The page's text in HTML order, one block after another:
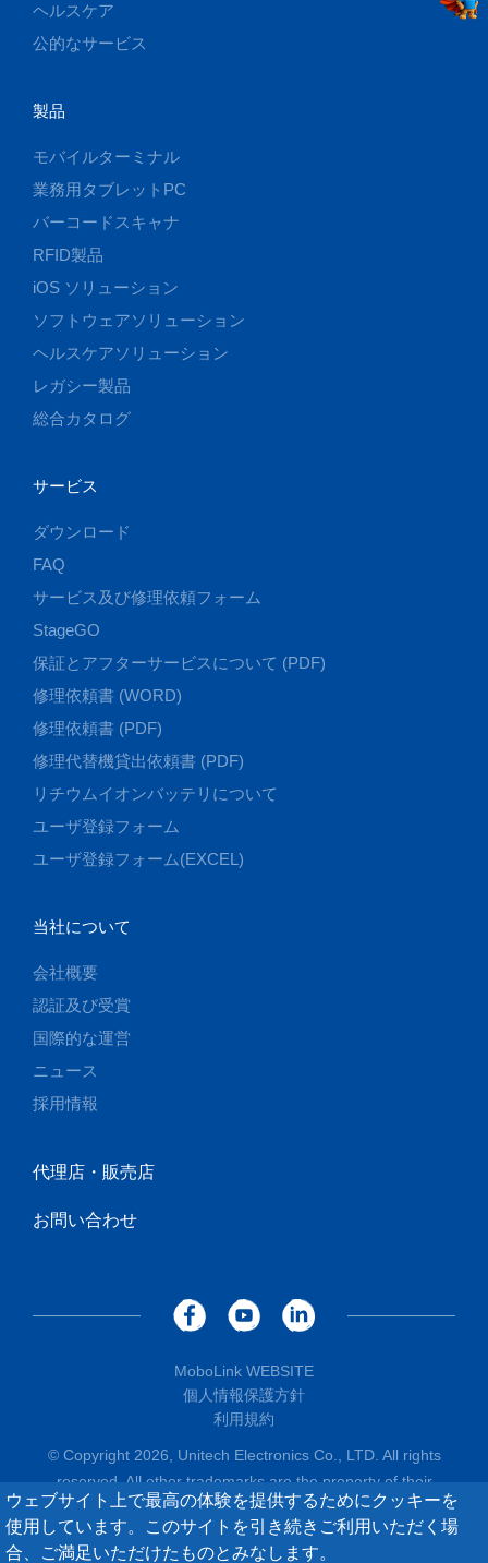
ウェブサイト上で最高の体験を提供するためにクッキーを
使用しています。このサイトを引き続きご利用いただく場
合、ご満足いただけたものとみなします。
ヘルスケア
公的なサービス
製品
モバイルターミナル
業務用タブレットPC
バーコードスキャナ
RFID製品
iOS ソリューション
ソフトウェアソリューション
ヘルスケアソリューション
レガシー製品
総合カタログ
サービス
ダウンロード
FAQ
サービス及び修理依頼フォーム
StageGO
保証とアフターサービスについて (PDF)
修理依頼書 (WORD)
修理依頼書 (PDF)
修理代替機貸出依頼書 (PDF)
リチウムイオンバッテリについて
ユーザ登録フォーム
ユーザ登録フォーム(EXCEL)
当社について
会社概要
認証及び受賞
国際的な運営
ニュース
採用情報
代理店・販売店
お問い合わせ
MoboLink WEBSITE
個人情報保護方針
利用規約
© Copyright 2026, Unitech Electronics Co., LTD. All rights
reserved. All other trademarks are the property of their
respective owners.